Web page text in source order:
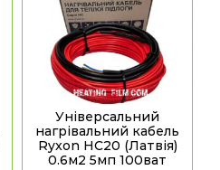
Універсальний
нагрівальний кабель
Ryxon HC20 (Латвія)
0.6м2 5мп 100ват